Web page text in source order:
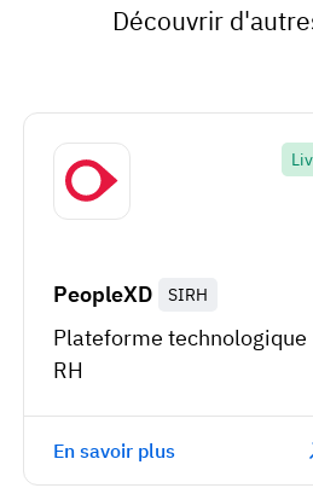
Découvrir
PeopleXD SIRH
Plateforme technologique
RH
En savoir plus